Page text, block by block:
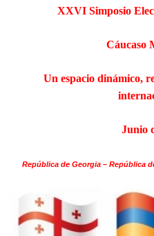
XXVI Simposio
Cáucaso
Un espacio dinámico,
Junio
República de Georgia – República